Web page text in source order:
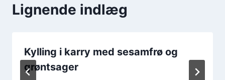
Lignende indlæg
Kylling i karry med sesamfrø og
grøntsager